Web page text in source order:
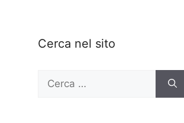
Cerca nel sito
Ricerca